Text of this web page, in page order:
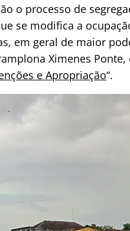
o processo de
se modifica a
em geral de maior
Ximenes Ponte,
e Apropriação“.